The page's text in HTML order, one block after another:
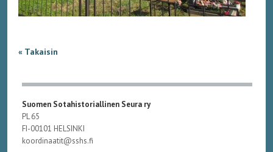
« Takaisin
Suomen Sotahistoriallinen Seura ry
PL 65
FI-00101 HELSINKI
koordinaatit@sshs.fi